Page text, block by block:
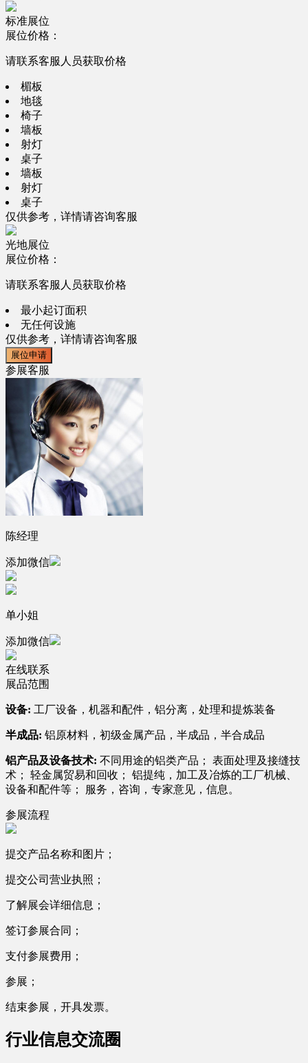
标准展位
展位价格：
请联系客服人员获取价格
楣板
地毯
椅子
墙板
射灯
桌子
墙板
射灯
桌子
仅供参考，详情请咨询客服
光地展位
展位价格：
请联系客服人员获取价格
最小起订面积
无任何设施
仅供参考，详情请咨询客服
展位申请
参展客服
陈经理
添加微信
单小姐
添加微信
在线联系
展品范围
设备: 工厂设备，机器和配件，铝分离，处理和提炼装备
半成品: 铝原材料，初级金属产品，半成品，半合成品
铝产品及设备技术: 不同用途的铝类产品； 表面处理及接缝技
术； 轻金属贸易和回收； 铝提纯，加工及冶炼的工厂机械、
设备和配件等； 服务，咨询，专家意见，信息。
参展流程
提交产品名称和图片；
提交公司营业执照；
了解展会详细信息；
签订参展合同；
支付参展费用；
参展；
结束参展，开具发票。
行业信息交流圈